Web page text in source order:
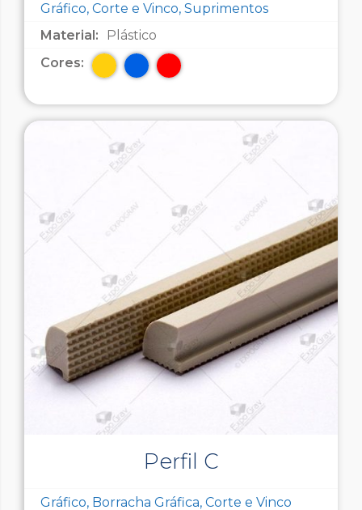
Gráfico, Corte e Vinco, Suprimentos
Material:
Plástico
Cores:
Perfil C
Gráfico, Borracha Gráfica, Corte e Vinco